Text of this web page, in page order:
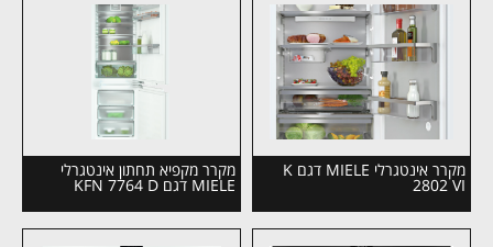
מקרר אינטגרלי MIELE דגם K
2802 VI
מקרר מקפיא תחתון אינטגרלי
MIELE דגם KFN 7764 D